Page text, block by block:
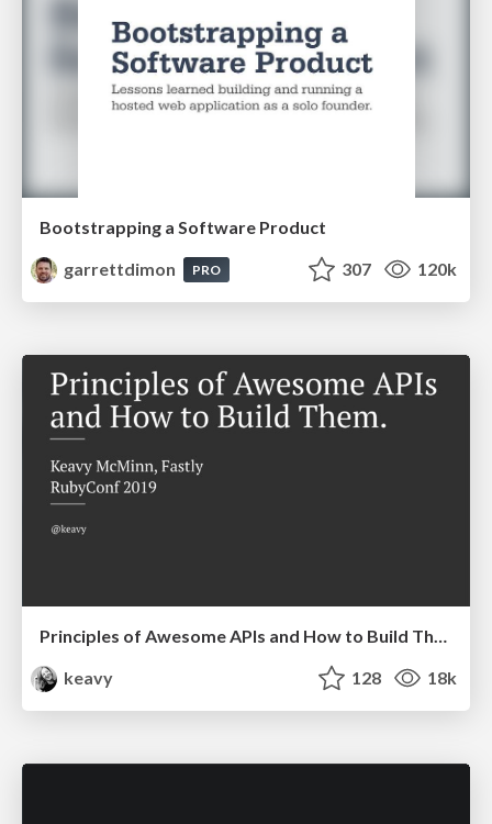
Bootstrapping a Software Product
garrettdimon
PRO 307 120k
Principles of Awesome APIs and How to Build Them.
keavy
128 18k